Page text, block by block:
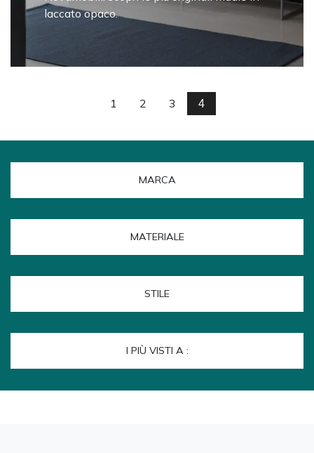
laccato opaco.
1 2 3 4
MARCA
MATERIALE
STILE
I PIÙ VISTI A :